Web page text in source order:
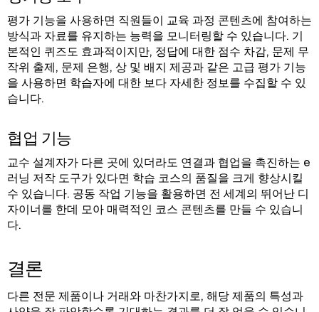
평가 기능을 사용하면 직원들이 교육 과정 콘텐츠에 참여하는
방식과 자료를 유지하는 능력을 모니터링할 수 있습니다. 기
본적인 퀴즈도 효과적이지만, 정답에 대한 점수 차감, 문제 무
작위 출제, 문제 은행, 상 및 배지 제공과 같은 고급 평가 기능
을 사용하면 학습자에 대한 보다 자세한 정보를 수집할 수 있
습니다.
협업 기능
교수 설계자가 다른 곳에 있더라도 연결과 협업을 촉진하는 e
러닝 저작 도구가 있다면 학습 코스의 품질을 크게 향상시킬
수 있습니다. 공동 작업 기능을 활용하면 전 세계의 뛰어난 디
자이너를 한데 모아 매력적인 코스 콘텐츠를 만들 수 있습니
다.
결론
다른 전문 제품이나 거래와 마찬가지로, 해당 제품의 특성과